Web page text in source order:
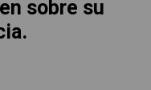
sobre su